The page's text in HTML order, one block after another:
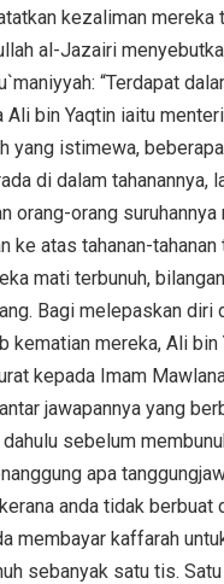
kezaliman mereka
al-Jazairi
“Terdapat
Ali bin Yaqtin iaitu
yang istimewa,
di dalam tahanannya,
orang-orang suruhannya
ke atas tahanan-
mati terbunuh,
Bagi melepaskan diri
kematian mereka, Ali bin
kepada Imam
jawapannya yang
sebelum
apa
anda tidak berbuat
membayar kaffarah
sebanyak satu tis.